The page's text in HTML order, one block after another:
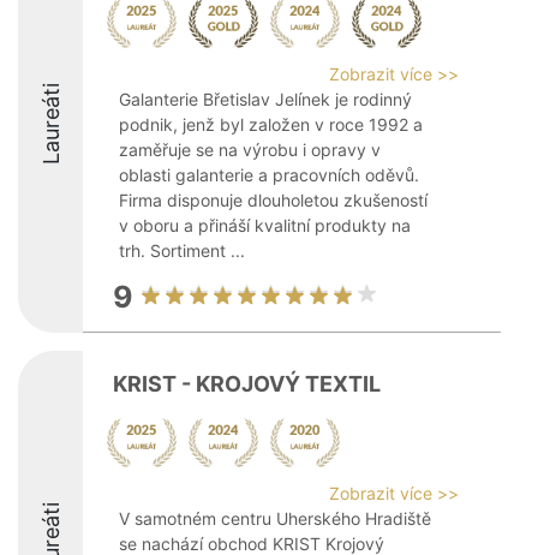
Laureáti
Zobrazit více >>
Galanterie Břetislav Jelínek je rodinný
podnik, jenž byl založen v roce 1992 a
zaměřuje se na výrobu i opravy v
oblasti galanterie a pracovních oděvů.
Firma disponuje dlouholetou zkušeností
v oboru a přináší kvalitní produkty na
trh. Sortiment ...
9
KRIST - KROJOVÝ TEXTIL
Zobrazit více >>
V samotném centru Uherského Hradiště
se nachází obchod KRIST Krojový